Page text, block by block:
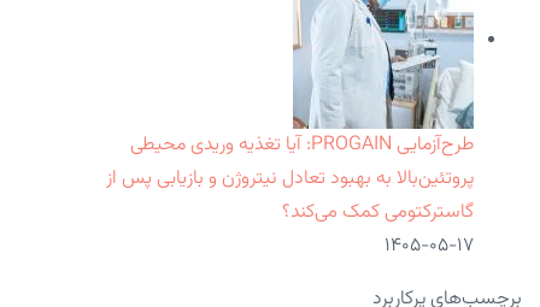
طرح‌آزمایی PROGAIN: آیا تغذیه وریدی محیطی
پروتئین‌بالا به بهبود تعادل نیتروژن و بازیابی پس از
گاسترکتومی کمک می‌کند؟
۱۴۰۵-۰۵-۱۷
برچسب‌های پرکاربرد